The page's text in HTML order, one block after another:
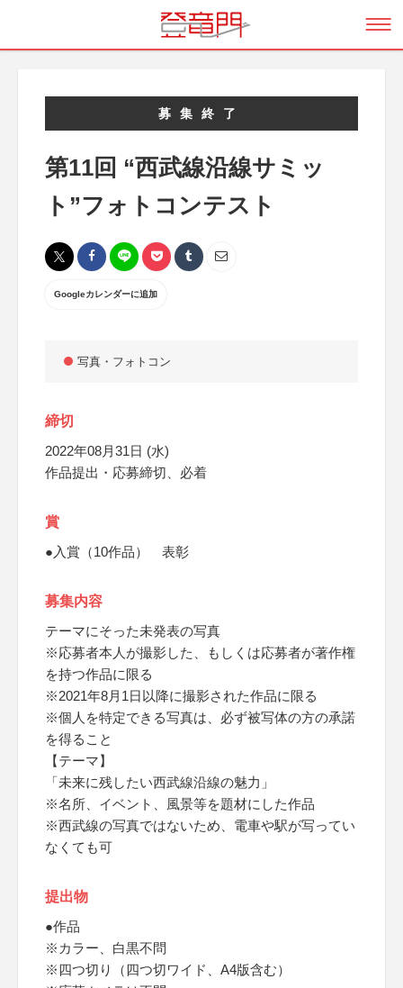
募集終了
第11回 “西武線沿線サミッ
ト”フォトコンテスト
Googleカレンダーに追加
写真・フォトコン
締切
2022年08月31日 (水)
作品提出・応募締切、必着
賞
●入賞（10作品） 表彰
募集内容
テーマにそった未発表の写真
※応募者本人が撮影した、もしくは応募者が著作権
を持つ作品に限る
※2021年8月1日以降に撮影された作品に限る
※個人を特定できる写真は、必ず被写体の方の承諾
を得ること
【テーマ】
「未来に残したい西武線沿線の魅力」
※名所、イベント、風景等を題材にした作品
※西武線の写真ではないため、電車や駅が写ってい
なくても可
提出物
●作品
※カラー、白黒不問
※四つ切り（四つ切ワイド、A4版含む）